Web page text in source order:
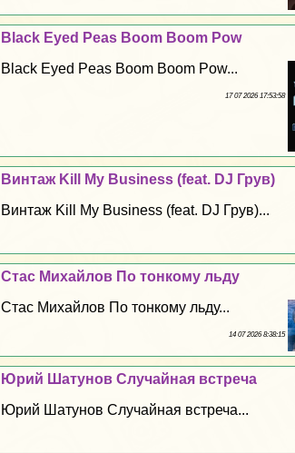
Black Eyed Peas Boom Boom Pow
Black Eyed Peas Boom Boom Pow...
17 07 2026 17:53:58
Винтаж Kill My Business (feat. DJ Грув)
Винтаж Kill My Business (feat. DJ Грув)...
Стас Михайлов По тонкому льду
Стас Михайлов По тонкому льду...
14 07 2026 8:38:15
Юрий Шатунов Случайная встреча
Юрий Шатунов Случайная встреча...